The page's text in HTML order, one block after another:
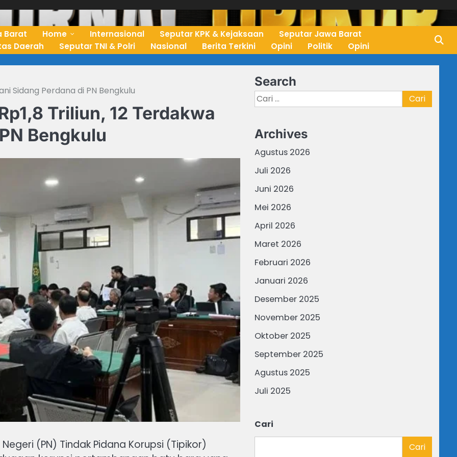
Barat Home Internasional Seputar KPK & Kejaksaan
Seputar Jawa Barat
Daerah
Seputar TNI & Polri Nasional Berita Terkini Opini Politik Opini
Sidang Perdana di PN Bengkulu
Triliun, 12 Terdakwa
Bengkulu
Negeri (PN) Tindak Pidana Korupsi (Tipikor)
Search
Cari
untuk:
Archives
Agustus 2026
Juli 2026
Juni 2026
Mei 2026
April 2026
Maret 2026
Februari 2026
Januari 2026
Desember 2025
November 2025
Oktober 2025
September 2025
Agustus 2025
Juli 2025
Cari
Cari